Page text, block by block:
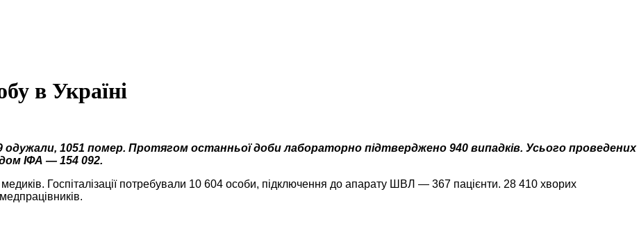
в Україні
одужали, 1051 помер. Протягом останньої доби лабораторно підтверджено 940 випадків. Усього проведених
ІФА — 154 092.
Госпіталізації потребували 10 604 особи, підключення до апарату ШВЛ — 367 пацієнти. 28 410 хворих